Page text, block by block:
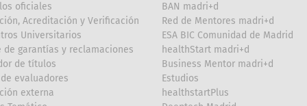
oficiales
Acreditación y Verificación
Universitarios
de garantías y reclamaciones
de títulos
evaluadores
externa
BAN madri+d
Red de Mentores madri+d
ESA BIC Comunidad de Madrid
healthStart madri+d
Business Mentor madri+d
Estudios
healthstartPlus